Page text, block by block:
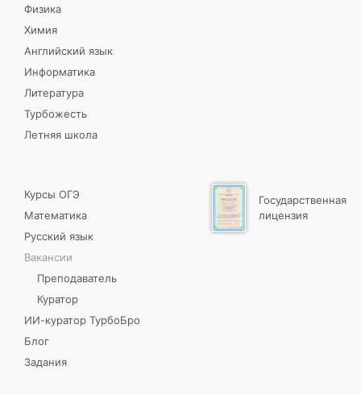
Физика
Химия
Английский язык
Информатика
Литература
Турбожесть
Летняя школа
Курсы ОГЭ
Математика
Русский язык
Вакансии
Преподаватель
Куратор
ИИ-куратор ТурбоБро
Блог
Задания
Государственная
лицензия